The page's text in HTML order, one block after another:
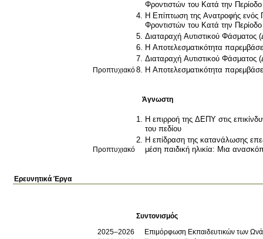
Προπτυχιακό
Φροντιστών του Κατά την
Η Επίπτωση της Ανατροφής ενός
Φροντιστών του Κατά την
Διαταραχή Αυτιστικού Φάσματος
Η Αποτελεσματικότητα
Διαταραχή Αυτιστικού Φάσματος
Η Αποτελεσματικότητα
Άγνωστη
Προπτυχιακό
Η επιρροή της ΔΕΠΥ στις
του πεδίου
Η επίδραση της κατανάλωσης
μέση παιδική ηλικία: Μια
Ερευνητικά Έργα
Συντονισμός
2025–2026
Eπιμόρφωση Εκπαιδευτικών των